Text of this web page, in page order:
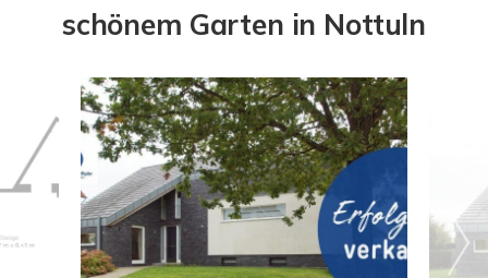
schönem Garten in Nottuln